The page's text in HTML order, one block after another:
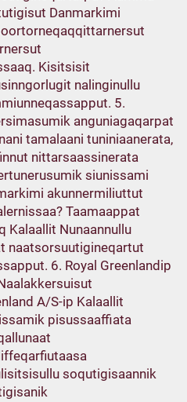
Danmarkimi
Kisitsisit
nalinginullu
5.
anguniagaqarpat
tamalaani tuniniaanerata,
nittarsaassinerata
siunissami
akunnermiliuttut
Taamaappat
Kalaallit Nunaannullu
naatsorsuutigineqartut
6. Royal Greenlandip
A/S-ip Kalaallit
pisussaaffiata
soqutigisaannik